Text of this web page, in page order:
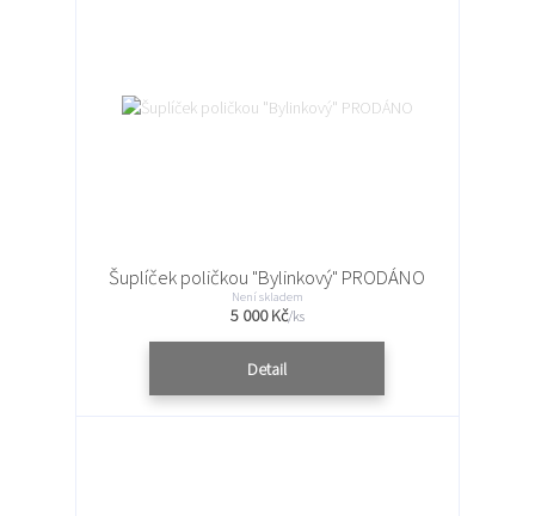
Šuplíček poličkou "Bylinkový" PRODÁNO
5 000 Kč/ks
Není skladem
Detail